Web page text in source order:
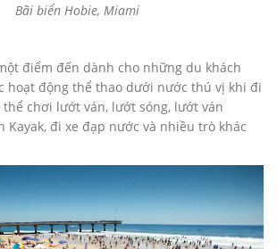
Bãi biển Hobie, Miami
điểm đến dành cho những du khách
hoạt động thể thao dưới nước thú vị khi đi
thể chơi lướt ván, lướt sóng, lướt ván
Kayak, đi xe đạp nước và nhiều trò khác